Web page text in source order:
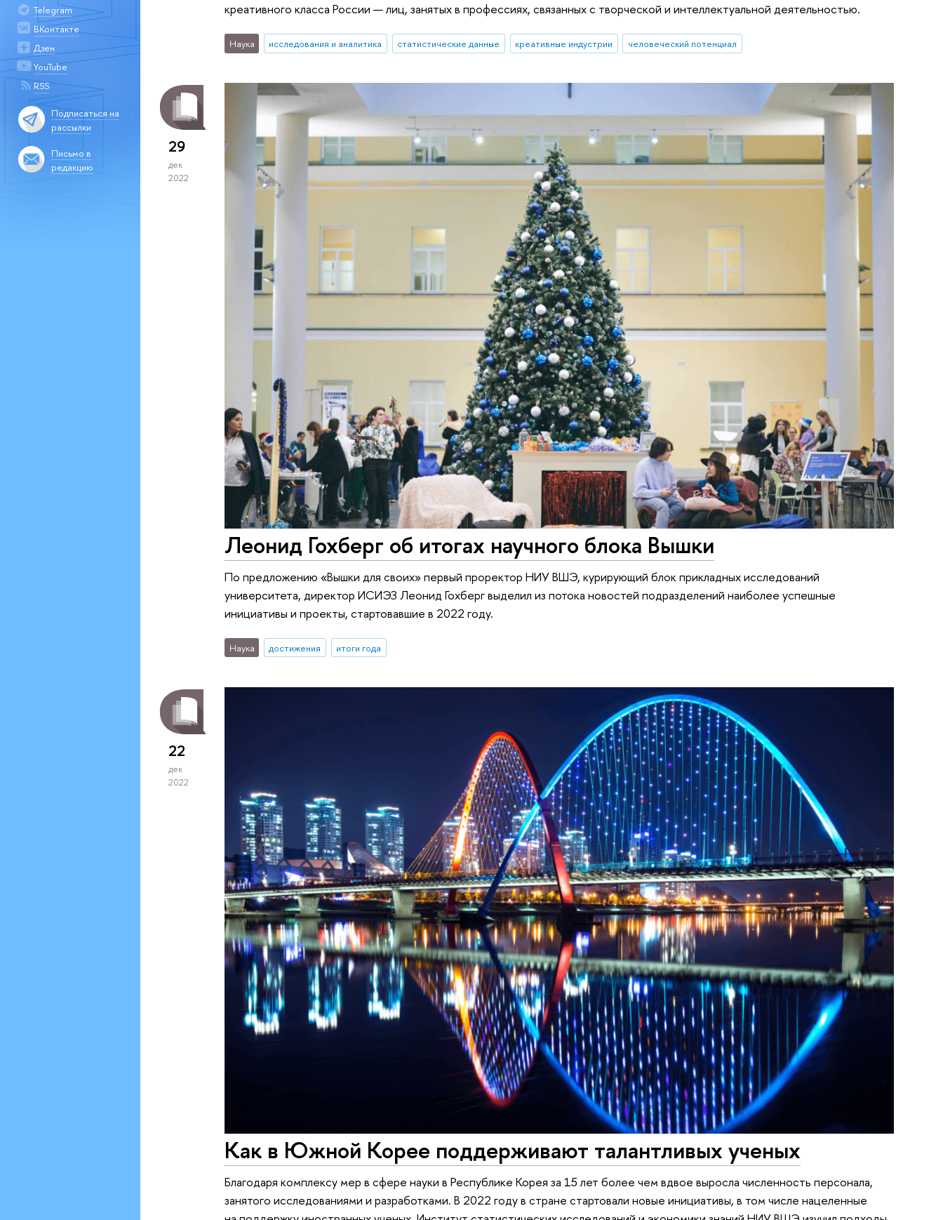
Telegram
ВКонтакте
Дзен
YouTube
RSS
Подписаться на
рассылки
Письмо в
редакцию
креативного класса России — лиц, занятых в профессиях, связанных с творческой и интеллектуальной деятельностью.
Наука исследования и аналитика статистические данные креативные индустрии человеческий потенциал
29
дек
2022
Леонид Гохберг об итогах научного блока Вышки
По предложению «Вышки для своих» первый проректор НИУ ВШЭ, курирующий блок прикладных исследований
университета, директор ИСИЭЗ Леонид Гохберг выделил из потока новостей подразделений наиболее успешные
инициативы и проекты, стартовавшие в 2022 году.
Наука достижения итоги года
22
дек
2022
Как в Южной Корее поддерживают талантливых ученых
Благодаря комплексу мер в сфере науки в Республике Корея за 15 лет более чем вдвое выросла численность персонала,
занятого исследованиями и разработками. В 2022 году в стране стартовали новые инициативы, в том числе нацеленные